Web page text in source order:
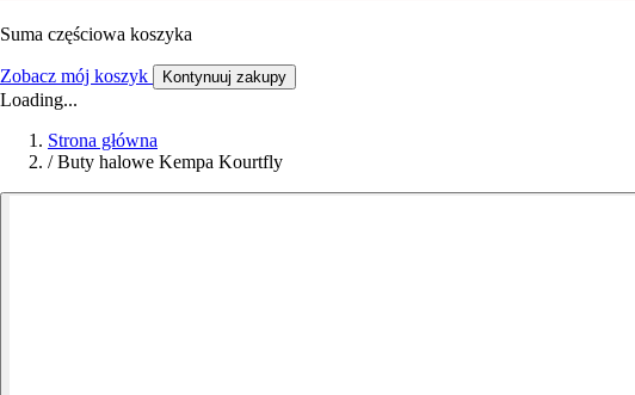
Suma częściowa koszyka
Zobacz mój koszyk Kontynuuj zakupy
Loading...
Strona główna
/ Buty halowe Kempa Kourtfly